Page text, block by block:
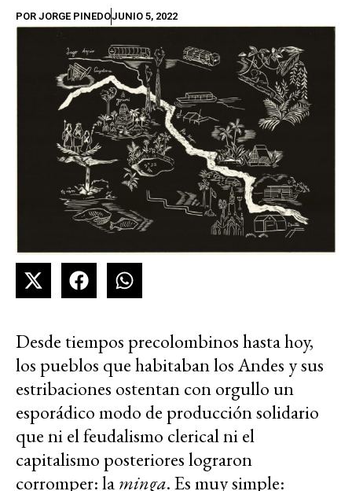
POR JORGE PINEDOJUNIO 5, 2022
Desde tiempos precolombinos hasta hoy,
los pueblos que habitaban los Andes y sus
estribaciones ostentan con orgullo un
esporádico modo de producción solidario
que ni el feudalismo clerical ni el
capitalismo posteriores lograron
corromper: laminga. Es muy simple: